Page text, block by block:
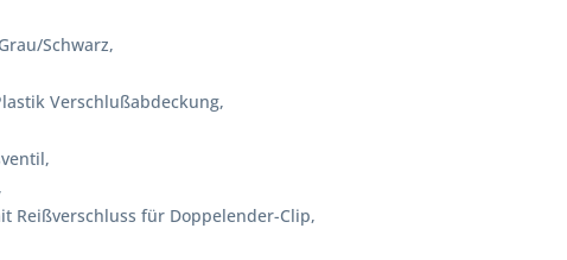
Schwarz,
Verschlußabdeckung,
Reißverschluss für Doppelender-Clip,